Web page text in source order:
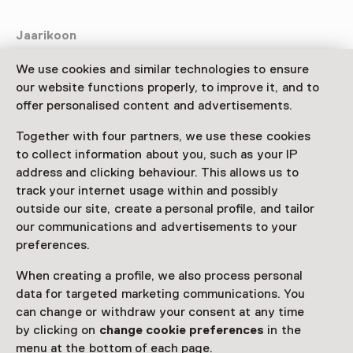
We use cookies and similar technologies to ensure
our website functions properly, to improve it, and to
offer personalised content and advertisements.
Together with four partners, we use these cookies
to collect information about you, such as your IP
address and clicking behaviour. This allows us to
track your internet usage within and possibly
outside our site, create a personal profile, and tailor
our communications and advertisements to your
preferences.
When creating a profile, we also process personal
data for targeted marketing communications. You
can change or withdraw your consent at any time
by clicking on change cookie preferences in the
menu at the bottom of each page.
Jaarikoon
de enorme vaardigheid en tijd die het kost om de ikoon
te schilderen.
op één dag. In het midden van de ikoon is de
iconografie van Pasen, de Anastasis te zien.
Daaromheen is het paneel in twaalf gelijke vlakken
verdeeld, voor iedere maand een vlak.
De ikoon begint op 1 september, de start van het
orthodox kerkelijk jaar. In de buitenrand zijn ook nog
afgebeeld. Dit zijn de wonderdoenende ikonen van de
Moeder Gods, die ook elk hun eigen feestdag in het
kerkelijk jaar hebben.